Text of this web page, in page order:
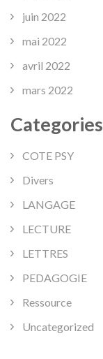
juin 2022
mai 2022
avril 2022
mars 2022
Categories
COTE PSY
Divers
LANGAGE
LECTURE
LETTRES
PEDAGOGIE
Ressource
Uncategorized